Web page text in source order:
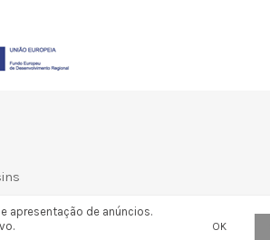
apresentação de anúncios.
OK